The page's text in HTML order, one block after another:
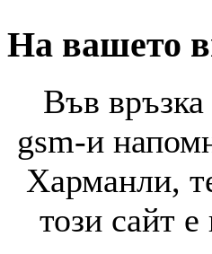
На вашето
Във
gsm-и
Харманли,
този сайт